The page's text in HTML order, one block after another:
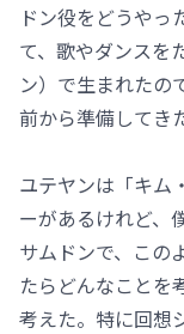
ドン役をどうやっ
て、歌やダンスを
ン）で生まれたの
前から準備してき
ユテヤンは「キム
ーがあるけれど、
サムドンで、この
たらどんなことを
考えた。特に回想